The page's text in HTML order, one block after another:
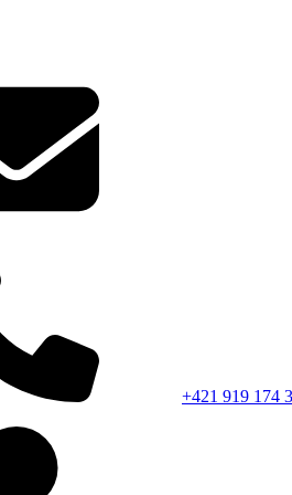
+421 919 174